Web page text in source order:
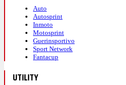
Fuori Yildiz, dentro
22:33
Auto
Autosprint
Inmoto
Motosprint
Guerinsportivo
Sport Network
Fantacup
UTILITY